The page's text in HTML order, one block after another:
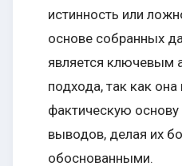
истинность или
основе собранных
является ключевым
подхода, так как
фактическую
выводов, делая их
обоснованными.